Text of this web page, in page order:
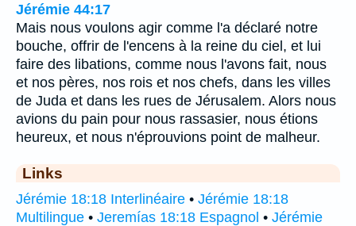
Jérémie 44:17
Mais nous voulons agir comme l'a déclaré notre
bouche, offrir de l'encens à la reine du ciel, et lui
faire des libations, comme nous l'avons fait, nous
et nos pères, nos rois et nos chefs, dans les villes
de Juda et dans les rues de Jérusalem. Alors nous
avions du pain pour nous rassasier, nous étions
heureux, et nous n'éprouvions point de malheur.
Links
Jérémie 18:18 Interlinéaire • Jérémie 18:18
Multilingue • Jeremías 18:18 Espagnol • Jérémie